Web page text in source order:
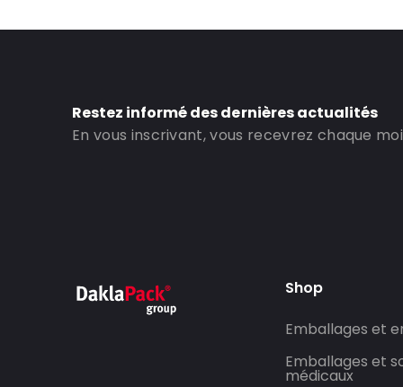
Restez informé des dernières actualités
En vous inscrivant, vous recevrez chaque
Shop
Emballages et
Emballages et
médicaux